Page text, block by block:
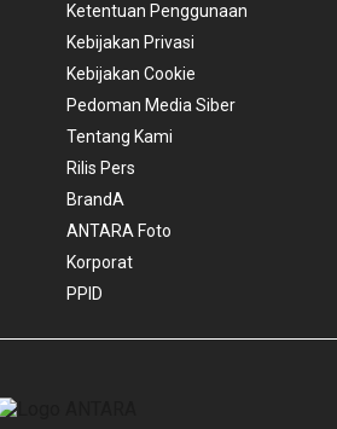
Ketentuan Penggunaan
Kebijakan Privasi
Kebijakan Cookie
Pedoman Media Siber
Tentang Kami
Rilis Pers
BrandA
ANTARA Foto
Korporat
PPID